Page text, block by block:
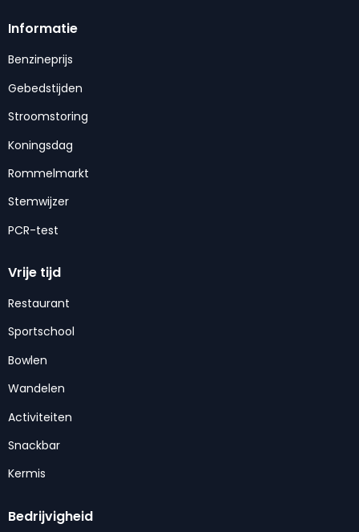
Informatie
Benzineprijs
Gebedstijden
Stroomstoring
Koningsdag
Rommelmarkt
Stemwijzer
PCR-test
Vrije tijd
Restaurant
Sportschool
Bowlen
Wandelen
Activiteiten
Snackbar
Kermis
Bedrijvigheid